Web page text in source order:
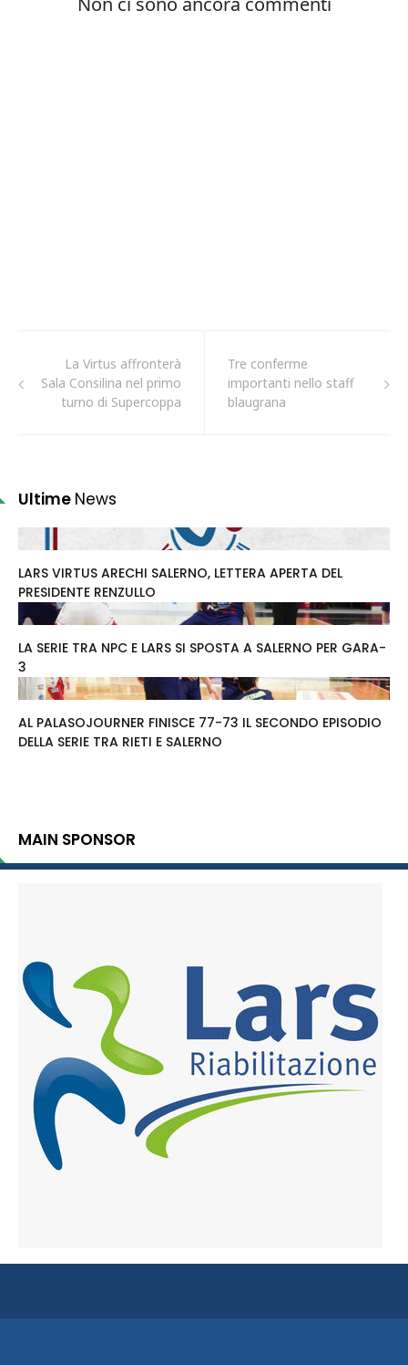
La Virtus affronterà
Sala Consilina nel primo
turno di Supercoppa
Tre conferme
importanti nello staff
blaugrana
Ultime News
LARS VIRTUS ARECHI SALERNO, LETTERA APERTA DEL
PRESIDENTE RENZULLO
LA SERIE TRA NPC E LARS SI SPOSTA A SALERNO PER GARA-
3
AL PALASOJOURNER FINISCE 77-73 IL SECONDO EPISODIO
DELLA SERIE TRA RIETI E SALERNO
MAIN SPONSOR